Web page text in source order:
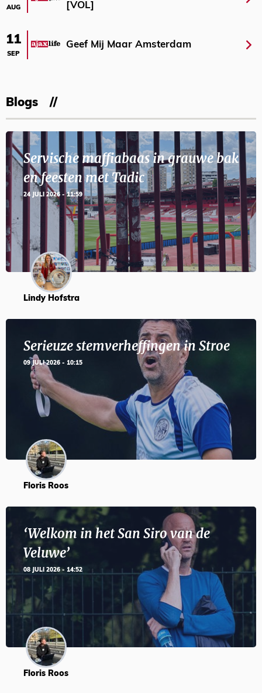
AUG
[VOL]
11
SEP
Geef Mij Maar Amsterdam
Blogs
Servische maffiabaas in grauwe bak
en feesten met Tadic
24 JULI 2026 - 11:59
Lindy Hofstra
Serieuze stemverheffingen in Stroe
09 JULI 2026 - 10:15
Floris Roos
‘Welkom in het San Siro van de
Veluwe’
08 JULI 2026 - 14:52
Floris Roos